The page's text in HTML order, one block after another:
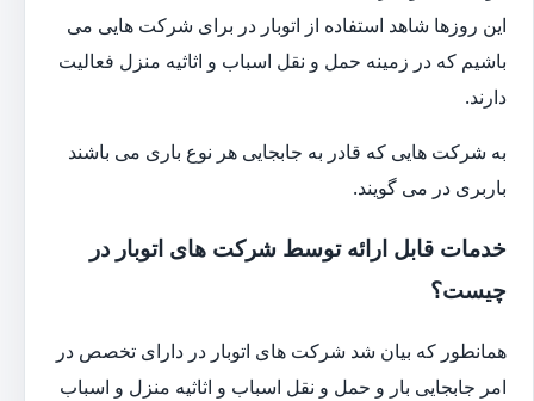
این روزها شاهد استفاده از اتوبار در برای شرکت هایی می
باشیم که در زمینه حمل و نقل اسباب و اثاثیه منزل فعالیت
دارند.
به شرکت هایی که قادر به جابجایی هر نوع باری می باشند
باربری در می گویند.
خدمات قابل ارائه توسط شرکت های اتوبار در
چیست؟
همانطور که بیان شد شرکت های اتوبار در دارای تخصص در
امر جابجایی بار و حمل و نقل اسباب و اثاثیه منزل و اسباب